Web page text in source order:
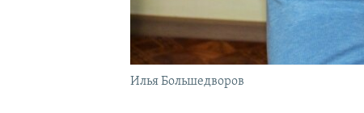
Илья Большедворов